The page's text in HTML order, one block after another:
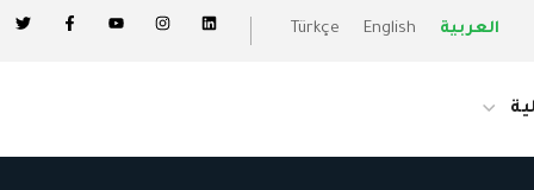
العربية English
Türkçe